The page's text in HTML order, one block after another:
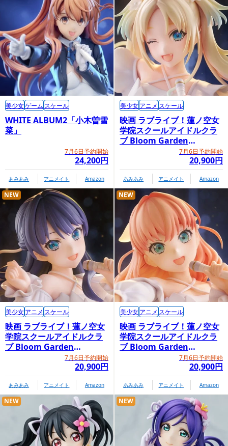
WHITE ALBUM2「小木曽雪
菜」
7月6日予約開始
24,200円
美少女ゲーム スケール
あみあみ アニメイト Amazon
映画 ラブライブ！蓮ノ空女
学院スクールアイドルクラ
ブ Bloom Garden
Party「大沢瑠璃乃」7月6日予約開始
20,900円
美少女アニメ スケール
あみあみ アニメイト Amazon
映画 ラブライブ！蓮ノ空女
学院スクールアイドルクラ
ブ Bloom Garden
Party「村野さやか」7月6日予約開始
20,900円
NEW
美少女アニメ スケール
あみあみ アニメイト Amazon
映画 ラブライブ！蓮ノ空女
学院スクールアイドルクラ
ブ Bloom Garden
Party「日野下花帆」7月6日予約開始
20,900円
NEW
美少女アニメ スケール
あみあみ アニメイト Amazon
NEW NEW